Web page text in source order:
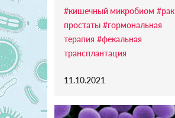
#кишечный микробиом #рак
простаты #гормональная
терапия #фекальная
трансплантация
11.10.2021